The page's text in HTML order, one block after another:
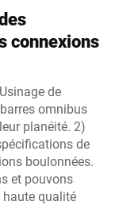
connexions
de
omnibus
planéité. 2)
de
boulonnées.
et pouvons
haute qualité